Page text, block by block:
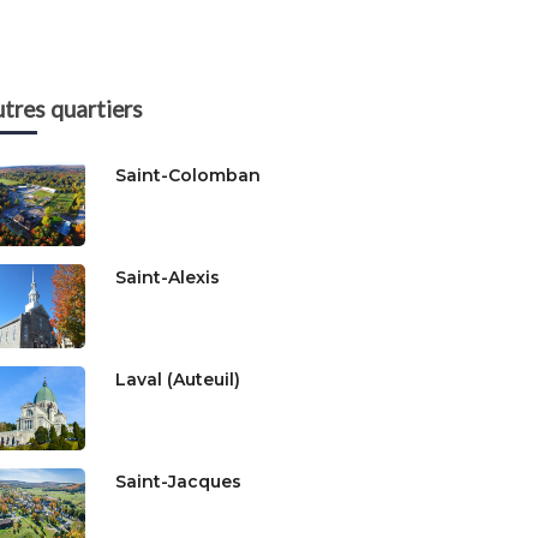
quartiers
Saint-Colomban
Saint-Alexis
Laval (Auteuil)
Saint-Jacques